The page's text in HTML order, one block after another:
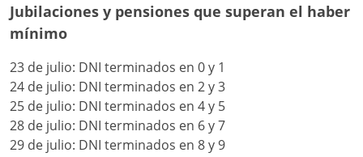
Jubilaciones y pensiones que superan el haber
mínimo
23 de julio: DNI terminados en 0 y 1
24 de julio: DNI terminados en 2 y 3
25 de julio: DNI terminados en 4 y 5
28 de julio: DNI terminados en 6 y 7
29 de julio: DNI terminados en 8 y 9